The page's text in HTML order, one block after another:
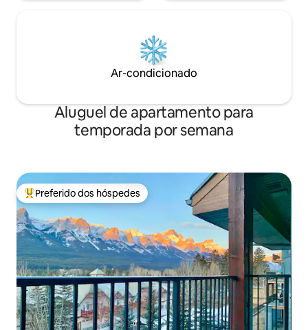
Ar-condicionado
Aluguel de apartamento para
temporada por semana
Entre os melhores preferidos dos hóspedes
Preferido dos hóspedes